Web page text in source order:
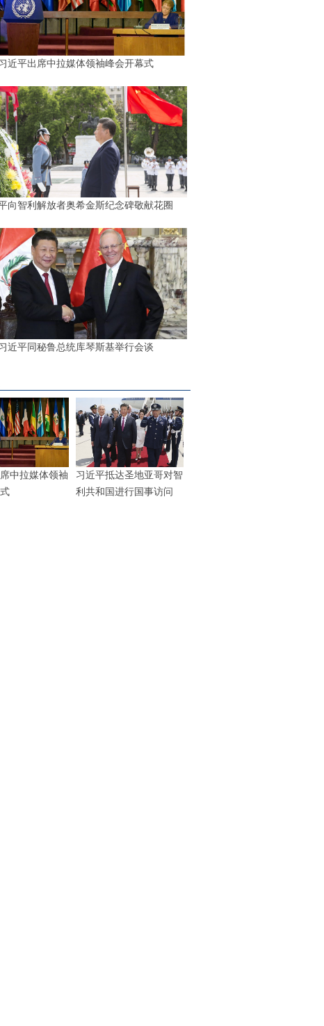
近平出席中拉媒体领袖峰会开幕式
向智利解放者奥希金斯纪念碑敬献花圈
近平同秘鲁总统库琴斯基举行会谈
中拉媒体领袖
习近平抵达圣地亚哥对智
利共和国进行国事访问